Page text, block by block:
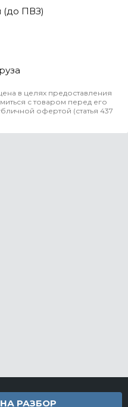
(до ПВЗ)
в целях предоставления
с товаром перед его
офертой (статья 437
РАЗБОР